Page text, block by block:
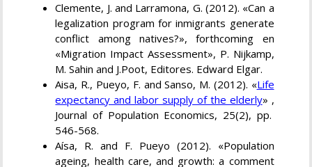
Clemente, J. and Larramona, G. (2012). «Can a
legalization program for inmigrants generate
conflict among natives?», forthcoming en
«Migration Impact Assessment», P. Nijkamp,
M. Sahin and J.Poot, Editores. Edward Elgar.
Aisa, R., Pueyo, F. and Sanso, M. (2012). «Life
expectancy and labor supply of the elderly» ,
Journal of Population Economics, 25(2), pp.
546-568.
Aísa, R. and F. Pueyo (2012). «Population
ageing, health care, and growth: a comment